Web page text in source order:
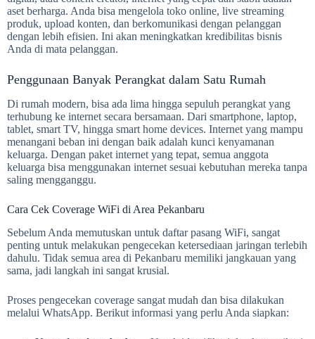
aset berharga. Anda bisa mengelola toko online, live streaming
produk, upload konten, dan berkomunikasi dengan pelanggan
dengan lebih efisien. Ini akan meningkatkan kredibilitas bisnis
Anda di mata pelanggan.
Penggunaan Banyak Perangkat dalam Satu Rumah
Di rumah modern, bisa ada lima hingga sepuluh perangkat yang
terhubung ke internet secara bersamaan. Dari smartphone, laptop,
tablet, smart TV, hingga smart home devices. Internet yang mampu
menangani beban ini dengan baik adalah kunci kenyamanan
keluarga. Dengan paket internet yang tepat, semua anggota
keluarga bisa menggunakan internet sesuai kebutuhan mereka tanpa
saling mengganggu.
Cara Cek Coverage WiFi di Area Pekanbaru
Sebelum Anda memutuskan untuk daftar pasang WiFi, sangat
penting untuk melakukan pengecekan ketersediaan jaringan terlebih
dahulu. Tidak semua area di Pekanbaru memiliki jangkauan yang
sama, jadi langkah ini sangat krusial.
Proses pengecekan coverage sangat mudah dan bisa dilakukan
melalui WhatsApp. Berikut informasi yang perlu Anda siapkan: